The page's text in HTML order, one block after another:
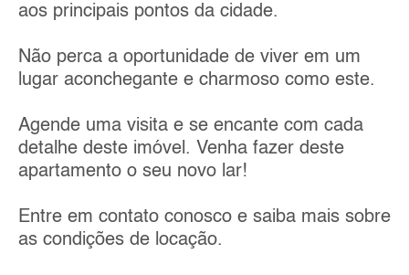
aos principais pontos da cidade.
Não perca a oportunidade de viver em um
lugar aconchegante e charmoso como este.
Agende uma visita e se encante com cada
detalhe deste imóvel. Venha fazer deste
apartamento o seu novo lar!
Entre em contato conosco e saiba mais sobre
as condições de locação.